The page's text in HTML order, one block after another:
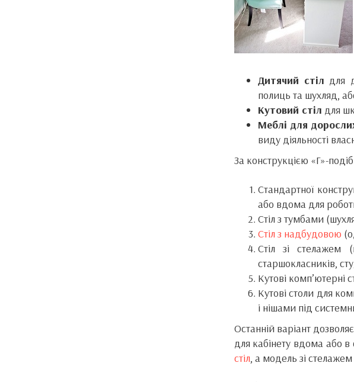
Дитячий стіл для
полиць та шухляд,
Кутовий стіл для
Меблі для
виду діяльності
За конструкцією «Г»-
Стандартної
або вдома для
Стіл з тумбами
Стіл з надбудовою
Стіл зі стелажем
старшокласників,
Кутові комп’ютерні
Кутові столи для
і нішами під
Останній варіант
для кабінету вдома або в
стіл, а модель зі